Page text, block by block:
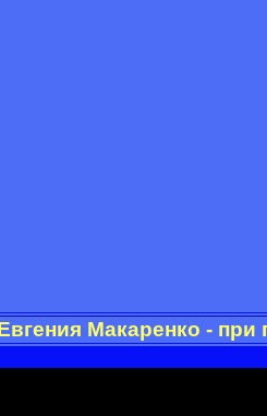
Макаренко -